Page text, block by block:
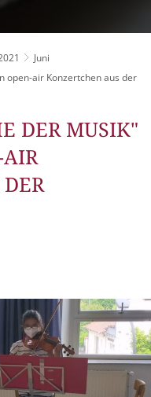
Konzertsaal LMAH
Juni
open-air Konzertchen aus der
DER MUSIK"